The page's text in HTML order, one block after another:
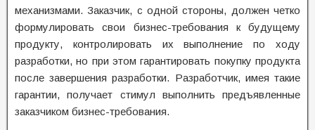
механизмами. Заказчик, с одной стороны, должен четко
формулировать свои бизнес-требования к будущему
продукту, контролировать их выполнение по ходу
разработки, но при этом гарантировать покупку продукта
после завершения разработки. Разработчик, имея такие
гарантии, получает стимул выполнить предъявленные
заказчиком бизнес-требования.